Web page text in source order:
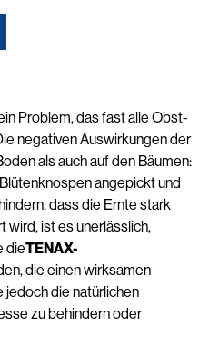
Problem, das fast alle Obst-
negativen Auswirkungen der
als auch auf den Bäumen:
angepickt und
dass die Ernte stark
ist es unerlässlich,
dieTENAX-
die einen wirksamen
jedoch die natürlichen
zu behindern oder